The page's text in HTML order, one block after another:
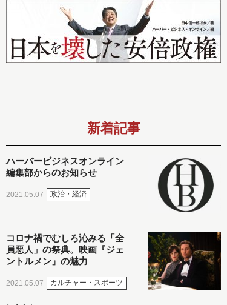
新着記事
ハーバービジネスオンライン
編集部からのお知らせ
2021.05.07 政治・経済
コロナ禍でむしろ沁みる「全
員悪人」の祭典。映画『ジェ
ントルメン』の魅力
2021.05.07 カルチャー・スポーツ